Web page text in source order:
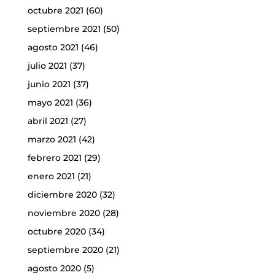
octubre 2021 (60)
septiembre 2021 (50)
agosto 2021 (46)
julio 2021 (37)
junio 2021 (37)
mayo 2021 (36)
abril 2021 (27)
marzo 2021 (42)
febrero 2021 (29)
enero 2021 (21)
diciembre 2020(32)
noviembre 2020(28)
octubre 2020(34)
septiembre 2020(21)
agosto 2020(5)